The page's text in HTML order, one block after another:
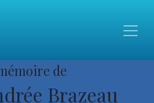
de
Brazeau